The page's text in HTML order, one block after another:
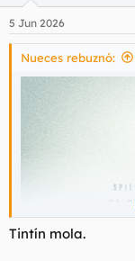
e
s
5 Jun 2026
Nueces rebuznó:
Tintín mola.